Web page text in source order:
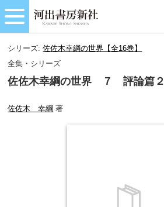
シリーズ:佐佐木幸綱の世界【全16巻】
全集・シリーズ
佐佐木幸綱の世界 ７ 評論篇２
佐佐木 幸綱 著